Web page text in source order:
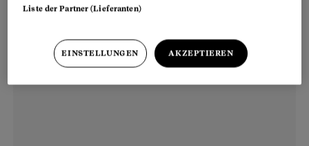
Liste der Partner (Lieferanten)
EINSTELLUNGEN AKZEPTIEREN